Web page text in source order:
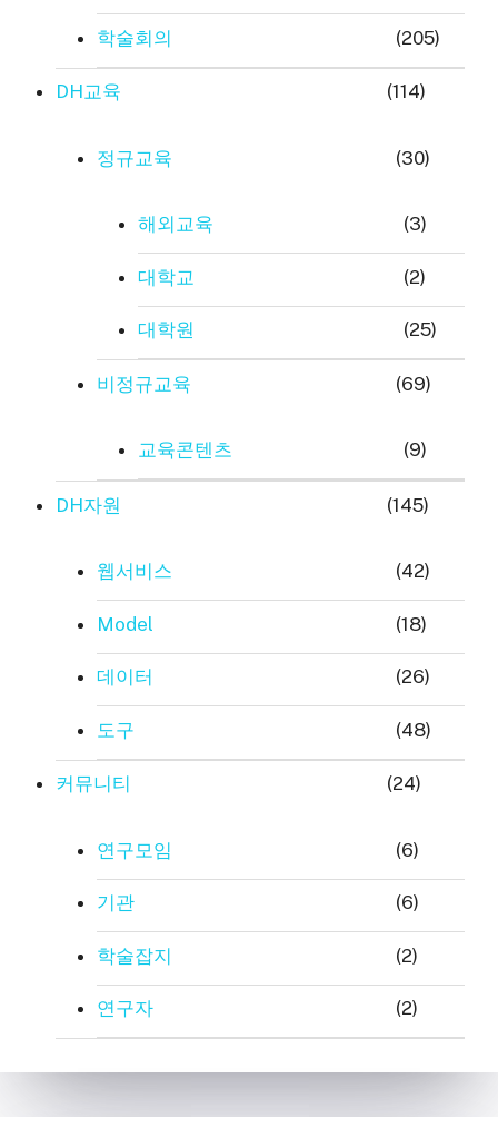
학술회의 (205)
DH교육 (114)
정규교육 (30)
해외교육 (3)
대학교 (2)
대학원 (25)
비정규교육 (69)
교육콘텐츠 (9)
DH자원 (145)
웹서비스 (42)
Model (18)
데이터 (26)
도구 (48)
커뮤니티 (24)
연구모임 (6)
기관 (6)
학술잡지 (2)
연구자 (2)